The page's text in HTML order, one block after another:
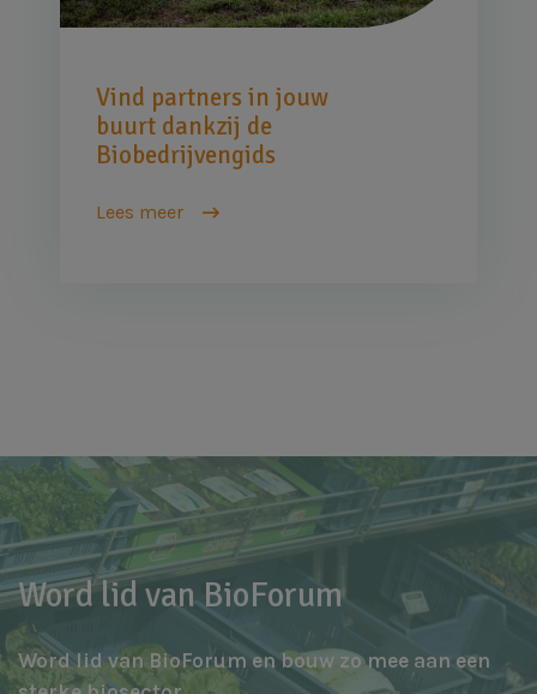
Vind partners in jouw
buurt dankzij de
Biobedrijvengids
Lees meer
Word lid van BioForum
Word lid van BioForum en bouw zo mee aan een